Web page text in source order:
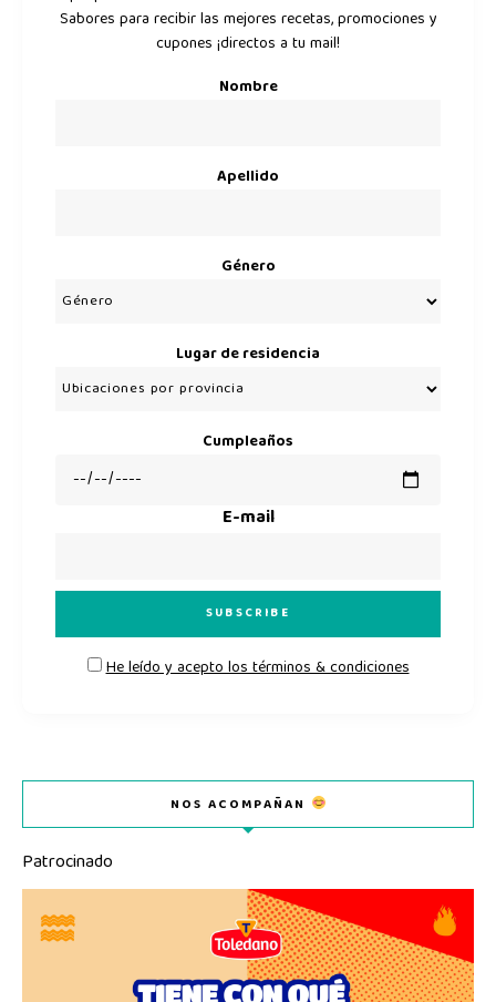
Sabores para recibir las mejores recetas, promociones y
cupones ¡directos a tu mail!
Nombre
Apellido
Género
Lugar de residencia
Cumpleaños
E-mail
He leído y acepto los términos & condiciones
NOS ACOMPAÑAN
Patrocinado